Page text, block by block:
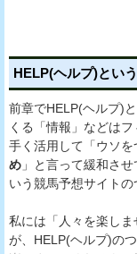
HELP(ヘルプ)とい
前章でHELP(ヘルプ)
くる「情報」などは
手く活用して「ウソ
め 」と言って緩和さ
いう競馬予想サイトの
私には「人々を楽し
が、HELP(ヘルプ)の